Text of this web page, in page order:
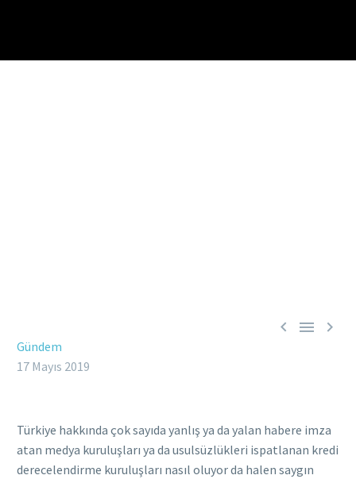
  
Gündem
17 Mayıs 2019
Türkiye hakkında çok sayıda yanlış ya da yalan habere imza
atan medya kuruluşları ya da usulsüzlükleri ispatlanan kredi
derecelendirme kuruluşları nasıl oluyor da halen saygın